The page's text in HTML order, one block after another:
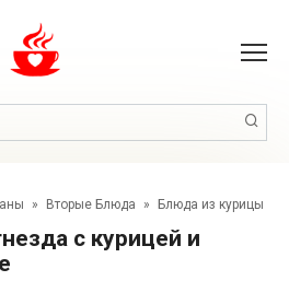
» Вторые Блюда » Блюда из курицы